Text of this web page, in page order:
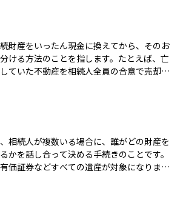
を支払う「代償分割」と併用されることも
は、故人の遺志や相続人の希望に沿って、
けそのまま活かして引き継ぐ方法として利
ブル防止のためには評価や調整が慎重に行
す。
財産をいったん現金に換えてから、そのお
ける方法のことを指します。たとえば、亡
ていた不動産を相続人全員の合意で売却
細かく分けづら
士で特定の財産にこだわりがない場合に有
却には時間や手間がかかるうえ、譲渡所得
することもあるため、事前の確認や専門家
ります。
相続人が複数いる場合に、誰がどの財産を
かを話し合って決める手続きのことです。
価証券などすべての遺産が対象になりま